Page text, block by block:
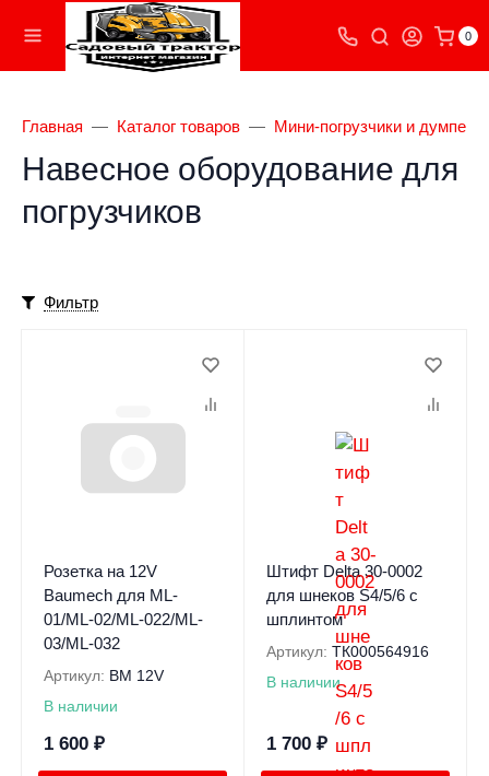
0
Главная Каталог товаров Мини-погрузчики и думперы
Навесное оборудование для
погрузчиков
Фильтр
Розетка на 12V
Baumech для ML-
01/ML-02/ML-022/ML-
03/ML-032
Артикул: BM 12V
В наличии
1 600 ₽
Штифт Delta 30-0002
для шнеков S4/5/6 с
шплинтом
Артикул: ТК000564916
В наличии
1 700 ₽